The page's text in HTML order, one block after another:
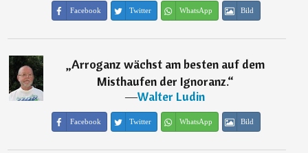
Facebook Twitter WhatsApp Bild
„Arroganz wächst am besten auf dem
Misthaufen der Ignoranz.“
―Walter Ludin
Facebook Twitter WhatsApp Bild